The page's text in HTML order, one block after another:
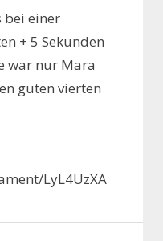
bei einer
+ 5 Sekunden
war nur Mara
guten vierten
LyL4UzXA